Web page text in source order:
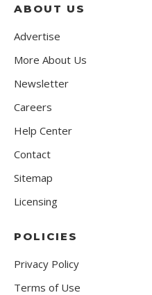
ABOUT US
Advertise
More About Us
Newsletter
Careers
Help Center
Contact
Sitemap
Licensing
POLICIES
Privacy Policy
Terms of Use